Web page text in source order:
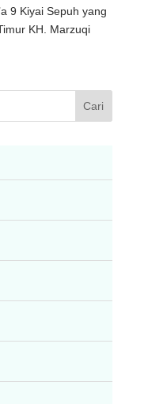
9 Kiyai Sepuh yang
KH. Marzuqi
Cari